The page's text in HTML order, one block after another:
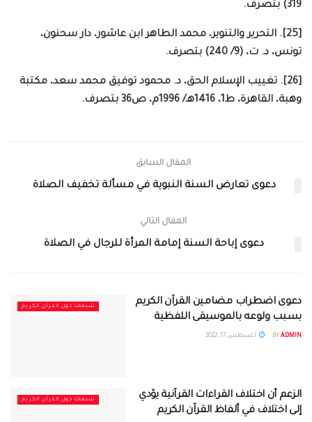
319) بتصرف.
[25]. التحرير والتنوير، محمد الطاهر ابن عاشور، دار سحنون،
تونس، د. ت، (9/ 240) بتصرف.
[26]. تغييب الإسلام الحق، د. محمود توفيق محمد سعد، مكتبة
وهبة، القاهرة، ط1، 1416هـ/ 1996م، ص36 بتصرف.
المقال السابق
دعوى تعارض السنة النبوية في مسألة تخفيف الصلاة
المقال التالي
دعوى إباحة السنة إمامة المرأة للرجال في الصلاة
شبهات حول القرآن الكريم
دعوى اضطراب مضامين القرآن الكريم
بسبب ولوعه بالموسيقى اللفظية
BY ADMIN أغسطس 17, 2022
شبهات حول القرآن الكريم
الزعم أن اختلاف القراءات القرآنية يؤدي
إلى اختلاف في ألفاظ القرآن الكريم